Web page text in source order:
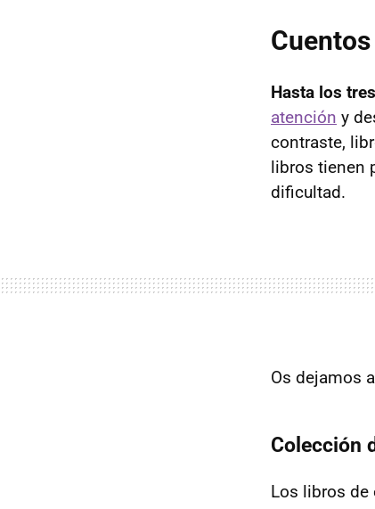
Hasta los
atención y
contraste,
libros tienen
dificultad.
Os dejamos
Colección
Los libros de